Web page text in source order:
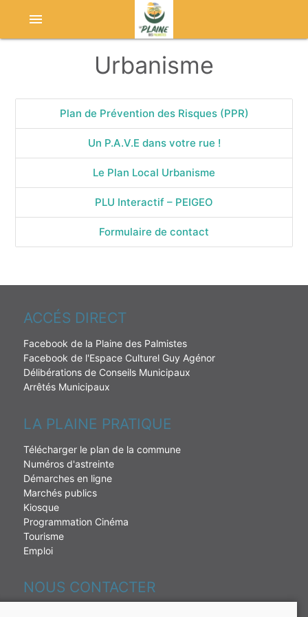
menu
Urbanisme
Plan de Prévention des Risques (PPR)
Un P.A.V.E dans votre rue !
Le Plan Local Urbanisme
PLU Interactif – PEIGEO
Formulaire de contact
ACCÉS DIRECT
Facebook de la Plaine des Palmistes
Facebook de l'Espace Culturel Guy Agénor
Délibérations de Conseils Municipaux
Arrêtés Municipaux
LA PLAINE PRATIQUE
Télécharger le plan de la commune
Numéros d'astreinte
Démarches en ligne
Marchés publics
Kiosque
Programmation Cinéma
Tourisme
Emploi
NOUS CONTACTER